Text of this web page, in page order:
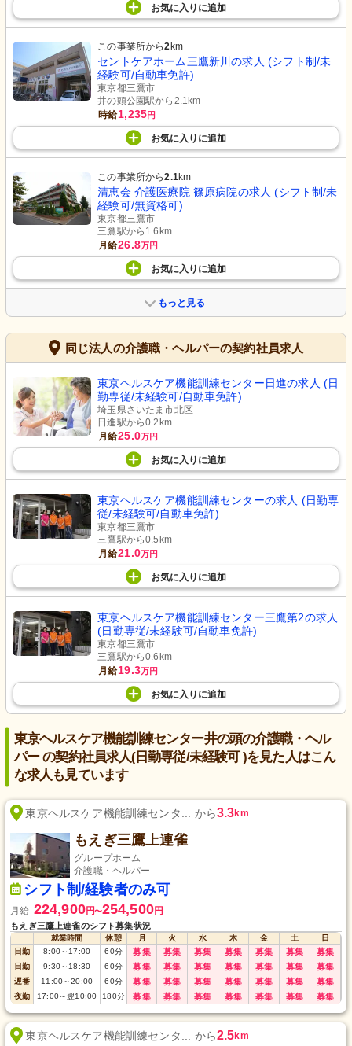
お気に入り に追加
この事業所から2 km
セントケアホーム三鷹新川の求人 (シフト制/未
経験可/自動車免許)
東京都三鷹市
井の頭公園駅から2.1km
時給1,235円
お気に入り に追加
この事業所から2.1km
清恵会 介護医療院 篠原病院の求人 (シフト制/未
経験可/無資格可)
東京都三鷹市
三鷹駅から1.6km
月給26.8万円
お気に入り に追加
もっと見る
同じ法人の介護職・ヘルパーの契約社員求人
東京ヘルスケア機能訓練センター日進の求人 (日
勤専従/未経験可/自動車免許)
埼玉県さいたま市北区
日進駅から0.2km
月給25.0万円
お気に入り に追加
東京ヘルスケア機能訓練センターの求人 (日勤専
従/未経験可/自動車免許)
東京都三鷹市
三鷹駅から0.5km
月給21.0万円
お気に入り に追加
東京ヘルスケア機能訓練センター三鷹第2の求人
(日勤専従/未経験可/自動車免許)
東京都三鷹市
三鷹駅から0.6km
月給19.3万円
お気に入り に追加
東京ヘルスケア機能訓練センター井の頭の介護職・ヘル
パー の契約社員求人(日勤専従/未経験可 )を見た人はこん
な求人も見ています
東京ヘルスケア機能訓練センタ... から3.3km
もえぎ三鷹上連雀
グループホーム
介護職・ヘルパー
シフト制/経験者のみ可
月給 224,900円〜254,500円
もえぎ三鷹上連雀のシフト募集状況
就業時間 休憩 月 火 水 木 金 土
日
日勤
8:00～17:00 60分 募集 募集 募集 募集 募集 募集 募集
日勤 9:30～18:30 60分 募集 募集 募集 募集 募集 募集 募集
遅番 11:00～20:00 60分 募集 募集 募集 募集 募集 募集 募集
夜勤 17:00～翌10:00 180分 募集 募集 募集 募集 募集 募集 募集
東京ヘルスケア機能訓練センタ... から2.5km